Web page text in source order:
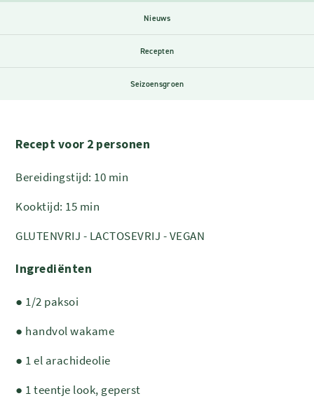
Nieuws
Recepten
Seizoensgroen
Recept voor 2 personen
Bereidingstijd: 10 min
Kooktijd: 15 min
GLUTENVRIJ - LACTOSEVRIJ - VEGAN
Ingrediënten
● 1/2 paksoi
● handvol wakame
● 1 el arachideolie
● 1 teentje look, geperst